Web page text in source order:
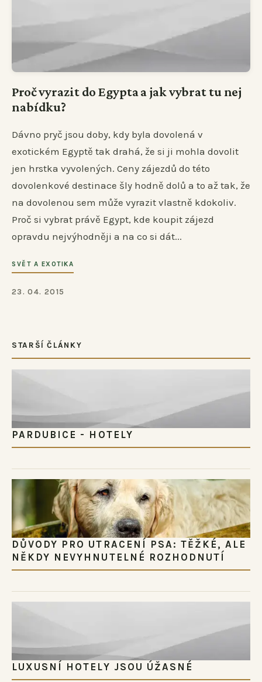
Proč vyrazit do Egypta a jak vybrat tu nej
nabídku?
Dávno pryč jsou doby, kdy byla dovolená v
exotickém Egyptě tak drahá, že si ji mohla dovolit
jen hrstka vyvolených. Ceny zájezdů do této
dovolenkové destinace šly hodně dolů a to až tak, že
na dovolenou sem může vyrazit vlastně kdokoliv.
Proč si vybrat právě Egypt, kde koupit zájezd
opravdu nejvýhodněji a na co si dát...
SVĚT A EXOTIKA
23. 04. 2015
STARŠÍ ČLÁNKY
PARDUBICE - HOTELY
DŮVODY PRO UTRACENÍ PSA: TĚŽKÉ, ALE
NĚKDY NEVYHNUTELNÉ ROZHODNUTÍ
LUXUSNÍ HOTELY JSOU ÚŽASNÉ